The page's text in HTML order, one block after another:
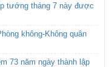
tướng tháng 7 này được
không-Không quân
73 năm ngày thành lập